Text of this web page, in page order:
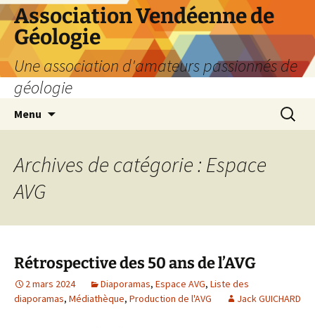
Aller
au
contenu
Association Vendéenne de
Géologie
Une association d'amateurs passionnés de
géologie
Menu
Archives de catégorie : Espace
AVG
Rétrospective des 50 ans de l’AVG
2 mars 2024 Diaporamas, Espace AVG, Liste des
diaporamas, Médiathèque, Production de l'AVG Jack GUICHARD